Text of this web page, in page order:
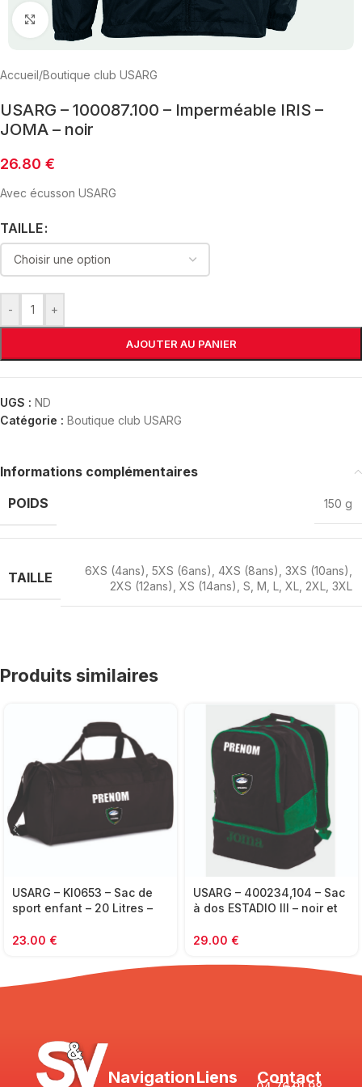
Click to enlarge
Accueil/Boutique club USARG
USARG – 100087.100 – Imperméable IRIS –
JOMA – noir
26.80 €
Avec écusson USARG
TAILLE
- +
AJOUTER AU PANIER
UGS : ND
Catégorie : Boutique club USARG
Informations complémentaires
POIDS
150 g
TAILLE 6XS (4ans) 5XS (6ans) 4XS (8ans) 3XS (10ans)
2XS (12ans) XS (14ans) S M L XL 2XL 3XL
Produits similaires
USARG – KI0653 – Sac de
sport enfant – 20 Litres –
23.00 €
USARG – 400234,104 – Sac
à dos ESTADIO III – noir et
29.00 €
NavigationLiens
Contact